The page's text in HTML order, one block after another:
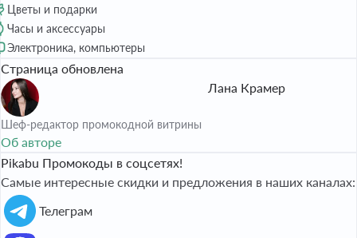
Цветы и подарки
Часы и аксессуары
Электроника, компьютеры
Страница обновлена
Лана Крамер
Шеф-редактор промокодной витрины
Об авторе
Pikabu Промокоды в соцсетях!
Самые интересные скидки и предложения в наших каналах:
Телеграм